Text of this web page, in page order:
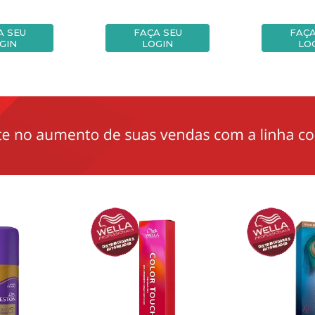
SEU
FAÇA SEU
LOGIN